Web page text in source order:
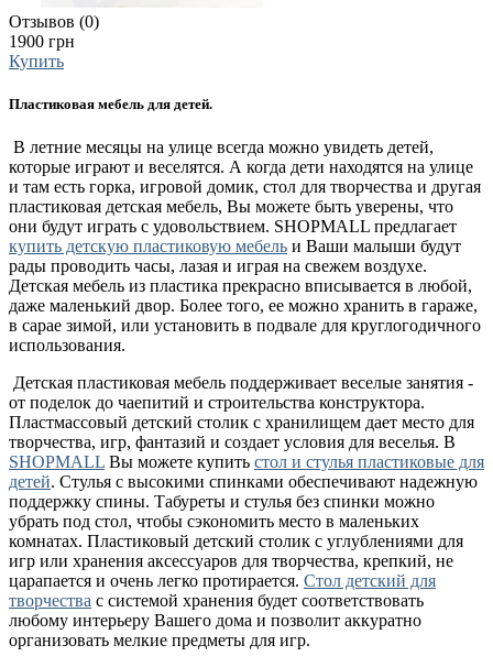
Отзывов (0)
1900 грн
Купить
Пластиковая мебель для детей.
В летние месяцы на улице всегда можно увидеть детей,
которые играют и веселятся. А когда дети находятся на улице
и там есть горка, игровой домик, стол для творчества и другая
пластиковая детская мебель, Вы можете быть уверены, что
они будут играть с удовольствием. SHOPMALL предлагает
купить детскую пластиковую мебель и Ваши малыши будут
рады проводить часы, лазая и играя на свежем воздухе.
Детская мебель из пластика прекрасно вписывается в любой,
даже маленький двор. Более того, ее можно хранить в гараже,
в сарае зимой, или установить в подвале для круглогодичного
использования.
Детская пластиковая мебель поддерживает веселые занятия -
от поделок до чаепитий и строительства конструктора.
Пластмассовый детский столик с хранилищем дает место для
творчества, игр, фантазий и создает условия для веселья. В
SHOPMALL Вы можете купить стол и стулья пластиковые для
детей. Стулья с высокими спинками обеспечивают надежную
поддержку спины. Табуреты и стулья без спинки можно
убрать под стол, чтобы сэкономить место в маленьких
комнатах. Пластиковый детский столик с углублениями для
игр или хранения аксессуаров для творчества, крепкий, не
царапается и очень легко протирается. Стол детский для
творчества с системой хранения будет соответствовать
любому интерьеру Вашего дома и позволит аккуратно
организовать мелкие предметы для игр.